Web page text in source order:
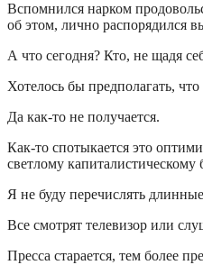
Вспомнился нарком
об этом, лично распорядился
А что сегодня? Кто, не щадя
Хотелось бы предполагать,
Да как-то не получается.
Как-то спотыкается это
светлому
Я не буду перечислять
Все смотрят телевизор или
Пресса старается, тем более